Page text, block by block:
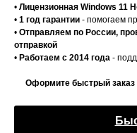
• Лицензионная Windows 11
• 1 год гарантии - помогаем
• Отправляем по России,
отправкой
• Работаем с 2014 года -
Оформите быстрый заказ